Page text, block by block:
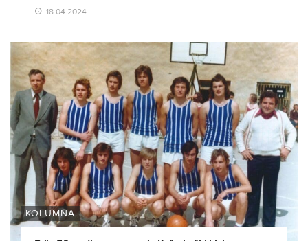
18.04.2024
KOLUMNA